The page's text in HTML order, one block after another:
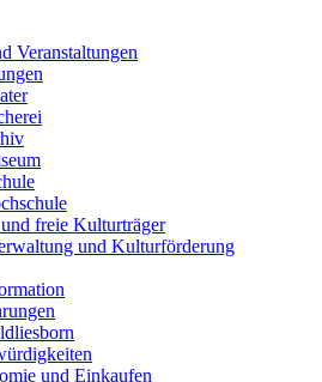
Veranstaltungen
freie Kulturträger
und Kulturförderung
und Einkaufen